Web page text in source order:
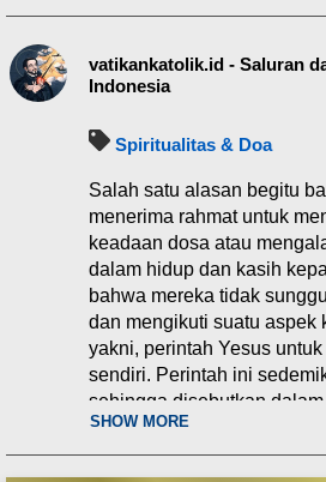
vatikankatolik.id - Saluran
Indonesia
Spiritualitas & Doa
Salah satu alasan begitu
menerima rahmat untuk
keadaan dosa atau
dalam hidup dan kasih
bahwa mereka tidak
dan mengikuti suatu aspek
yakni, perintah Yesus
sendiri. Perintah ini
sehingga disebutkan dalam
Markus, dan Lukas. Lukas
Lukas 9:23 -
SHOW MORE